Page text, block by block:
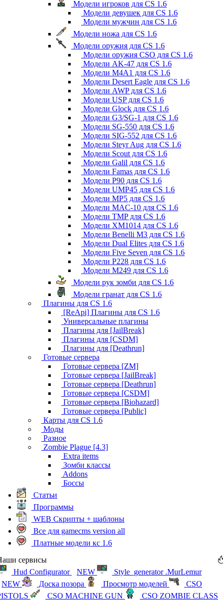
Модели игроков для CS 1.6
Модели девушек для CS 1.6
Модели мужчин для CS 1.6
Модели ножа для CS 1.6
Модели оружия для CS 1.6
Модели оружия CSO для CS 1.6
Модели AK-47 для CS 1.6
Модели M4A1 для CS 1.6
Модели Desert Eagle для CS 1.6
Модели AWP для CS 1.6
Модели USP для CS 1.6
Модели Glock для CS 1.6
Модели G3/SG-1 для CS 1.6
Модели SG-550 для CS 1.6
Модели SIG-552 для CS 1.6
Модели Steyr Aug для CS 1.6
Модели Scout для CS 1.6
Модели Galil для CS 1.6
Модели Famas для CS 1.6
Модели P90 для CS 1.6
Модели UMP45 для CS 1.6
Модели MP5 для CS 1.6
Модели MAC-10 для CS 1.6
Модели TMP для CS 1.6
Модели XM1014 для CS 1.6
Модели Benelli M3 для CS 1.6
Модели Dual Elites для CS 1.6
Модели Five Seven для CS 1.6
Модели P228 для CS 1.6
Модели M249 для CS 1.6
Модели рук зомби для CS 1.6
Модели гранат для CS 1.6
Плагины для CS 1.6
[ReApi] Плагины для CS 1.6
Универсальные плагины
Плагины для [JailBreak]
Плагины для [CSDM]
Плагины для [Deathrun]
Готовые сервера
Готовые сервера [ZM]
Готовые сервера [JailBreak]
Готовые сервера [Deathrun]
Готовые сервера [CSDM]
Готовые сервера [Biohazard]
Готовые сервера [Public]
Карты для CS 1.6
Моды
Разное
Zombie Plague [4.3]
Extra items
Зомби классы
Addons
Боссы
Статьи
Программы
WEB Скрипты + шаблоны
Все для gamecms version all
Платные модели кс 1.6
сервисы
Hud Configurator
NEW
Style_generator .MurLemur
NEW
Доска позора Просмотр моделей
CSO
CSO MACHINE GUN CSO ZOMBIE CLASS